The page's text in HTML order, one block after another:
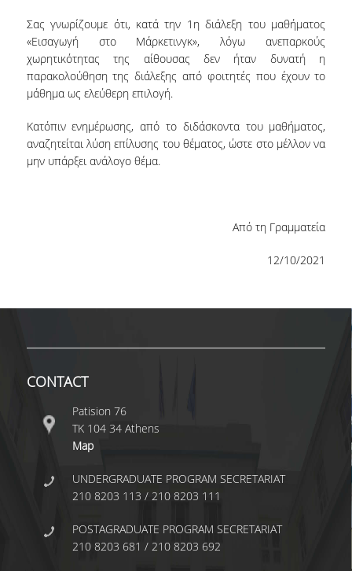
QS UNIVERSITY RANKINGS 2022
LABS
LABORATORY OF APPLIED STATISTICS,
PROBABILITY AND DATA ANALYSIS
LABORATORY OF STATISTICAL
COUNSELING
CALENDARS
EVENT CALENDAR
ANTONIADOU LAB CALENDAR
SCHOOL OF INFORMATION SCIENCES AND
FACULTY
Σας γνωρίζουμε ότι, κατά την 1 ηδιάλεξη του μαθήματος
«Εισαγωγή στο Μάρκετινγκ», λόγω ανεπαρκούς
χωρητικότητας της αίθουσας δεν ήταν δυνατή η
παρακολούθηση της διάλεξης από φοιτητές που έχουν το
μάθημα ως ελεύθερη επιλογή.
Κατόπιν ενημέρωσης, από το διδάσκοντα του μαθήματος,
αναζητείται λύση επίλυσης του θέματος, ώστε στο μέλλον να
μην υπάρξει ανάλογο θέμα.
Από τη Γραμματεία
12/10/2021
CONTACT
Patision 76
ΤΚ 104 34 Athens
Map
UNDERGRADUATE PROGRAM SECRETARIAT
210 8203 113 / 210 8203 111
POSTAGRADUATE PROGRAM SECRETARIAT
210 8203 681 / 210 8203 692